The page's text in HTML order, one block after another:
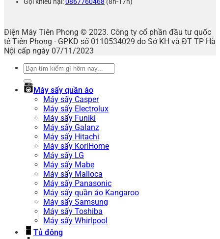
Điện Máy Tiên Phong © 2023. Công ty cổ phần đầu tư quốc
tế Tiên Phong - GPKD số 0110534029 do Sở KH và ĐT TP Hà
Nội cấp ngày 07/11/2023
Tìm
Máy sấy quần áo
Máy sấy Casper
Máy sấy Electrolux
Máy sấy Funiki
Máy sấy Galanz
Máy sấy Hitachi
Máy sấy KoriHome
Máy sấy LG
Máy sấy Mabe
Máy sấy Malloca
Máy sấy Panasonic
Máy sấy quần áo Kangaroo
Máy sấy Samsung
Máy sấy Toshiba
Máy sấy Whirlpool
Tủ đông